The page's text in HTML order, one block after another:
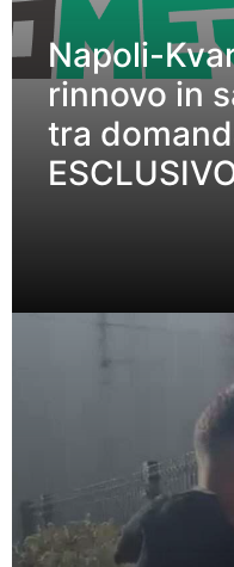
Napoli-
rinnovo in
tra